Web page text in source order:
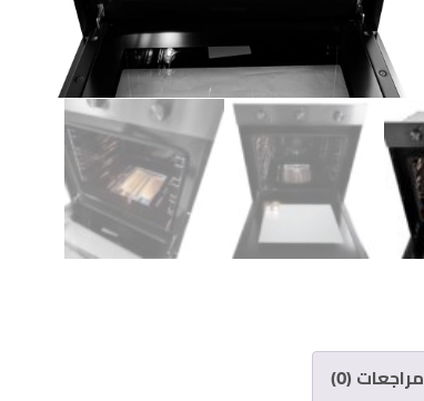
مراجعات (0)